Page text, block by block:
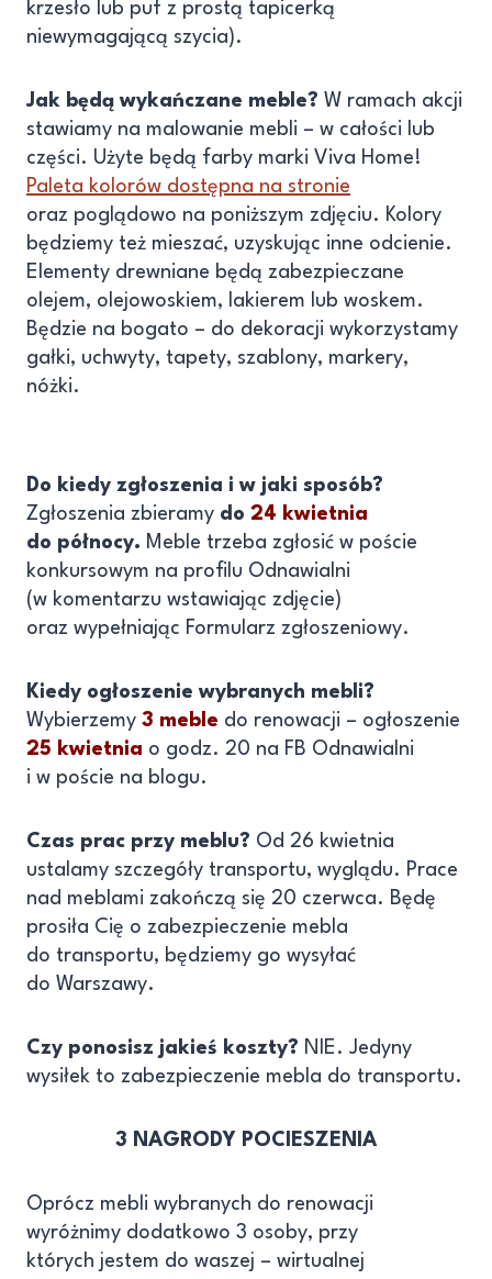
krzesło lub puf z prostą tapicerką
niewymagającą szycia).
Jak będą wykańczane meble? W ramach akcji
stawiamy na malowanie mebli – w całości lub
części. Użyte będą farby marki Viva Home!
Paleta kolorów dostępna na stronie
oraz poglądowo na poniższym zdjęciu. Kolory
będziemy też mieszać, uzyskując inne odcienie.
Elementy drewniane będą zabezpieczane
olejem, olejowoskiem, lakierem lub woskem.
Będzie na bogato – do dekoracji wykorzystamy
gałki, uchwyty, tapety, szablony, markery,
nóżki.
Do kiedy zgłoszenia i w jaki sposób?
Zgłoszenia zbieramy do 24 kwietnia
do północy. Meble trzeba zgłosić w poście
konkursowym na profilu Odnawialni
(w komentarzu wstawiając zdjęcie)
oraz wypełniając Formularz zgłoszeniowy.
Kiedy ogłoszenie wybranych mebli?
Wybierzemy 3 meble do renowacji – ogłoszenie
25 kwietnia o godz. 20 na FB Odnawialni
i w poście na blogu.
Czas prac przy meblu? Od 26 kwietnia
ustalamy szczegóły transportu, wyglądu. Prace
nad meblami zakończą się 20 czerwca. Będę
prosiła Cię o zabezpieczenie mebla
do transportu, będziemy go wysyłać
do Warszawy.
Czy ponosisz jakieś koszty? NIE. Jedyny
wysiłek to zabezpieczenie mebla do transportu.
3 NAGRODY POCIESZENIA
Oprócz mebli wybranych do renowacji
wyróżnimy dodatkowo 3 osoby, przy
których jestem do waszej – wirtualnej